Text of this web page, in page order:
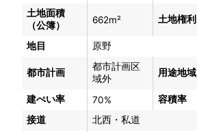
土地面積
（公簿）
662m² 土地権利
地目 原野
都市計画
都市計画区
域外
用途地域
建ぺい率 70% 容積率
接道
北西・私道